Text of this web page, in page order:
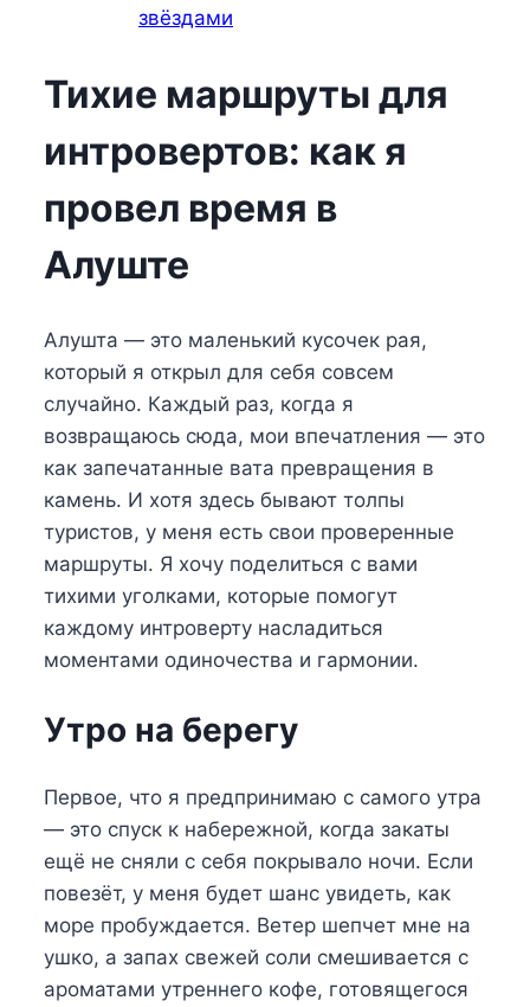
звёздами
Тихие маршруты для
интровертов: как я
провел время в
Алуште
Алушта — это маленький кусочек рая,
который я открыл для себя совсем
случайно. Каждый раз, когда я
возвращаюсь сюда, мои впечатления — это
как запечатанные вата превращения в
камень. И хотя здесь бывают толпы
туристов, у меня есть свои проверенные
маршруты. Я хочу поделиться с вами
тихими уголками, которые помогут
каждому интроверту насладиться
моментами одиночества и гармонии.
Утро на берегу
Первое, что я предпринимаю с самого утра
— это спуск к набережной, когда закаты
ещё не сняли с себя покрывало ночи. Если
повезёт, у меня будет шанс увидеть, как
море пробуждается. Ветер шепчет мне на
ушко, а запах свежей соли смешивается с
ароматами утреннего кофе, готовящегося